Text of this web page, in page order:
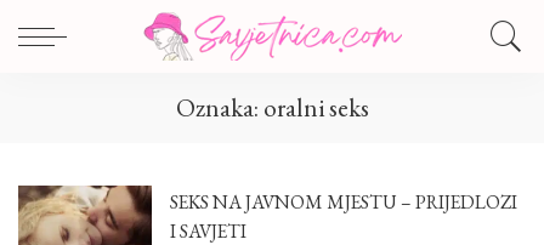
Oznaka: oralni seks
SEKS NA JAVNOM MJESTU – PRIJEDLOZI
I SAVJETI